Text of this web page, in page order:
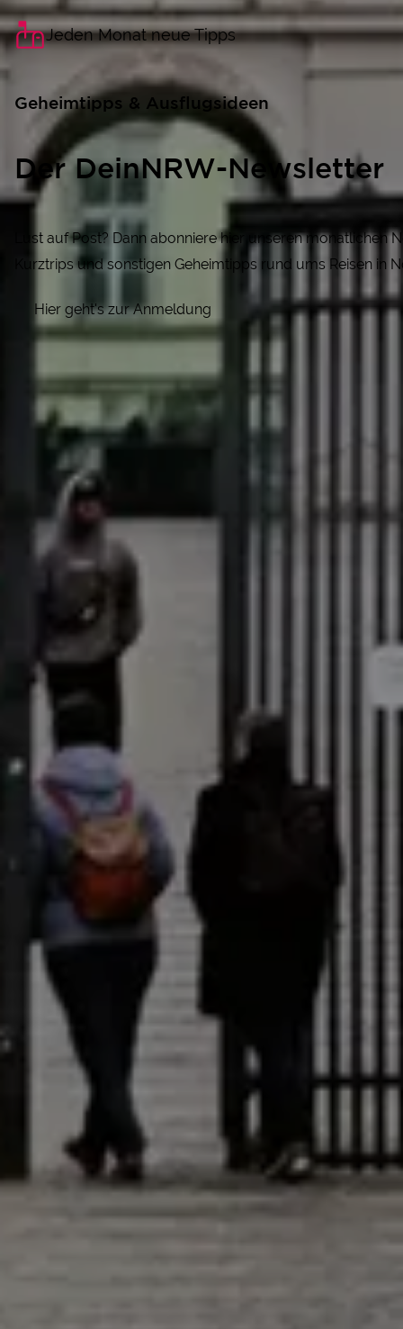
Jeden Monat neue Tipps
Geheimtipps & Ausflugsideen
Der DeinNRW-Newsletter
Lust auf Post? Dann abonniere hier unseren
Kurztrips und sonstigen Geheimtipps rund ums Reisen in
Hier geht's zur Anmeldung